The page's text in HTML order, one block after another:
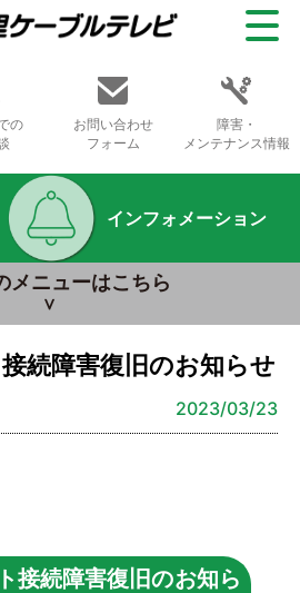
の
お問い合わせ
フォーム
障害・
メンテナンス情報
インフォメーション
メニューはこちら
続障害復旧のお知らせ
2023/03/23
接続障害復旧のお知ら